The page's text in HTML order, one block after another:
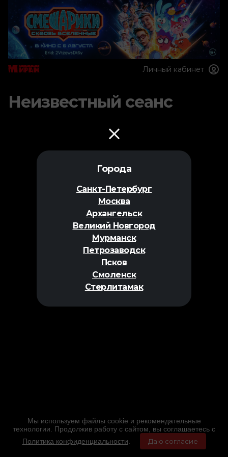
Города
Санкт-Петербург
Москва
Архангельск
Великий Новгород
Мурманск
Петрозаводск
Псков
Смоленск
Стерлитамак
Личный кабинет
Неизвестный сеанс
Мы используем файлы cookie и рекомендательные
технологии. Продолжив работу с сайтом, вы соглашаетесь с
Политика конфиденциальности
Даю согласие